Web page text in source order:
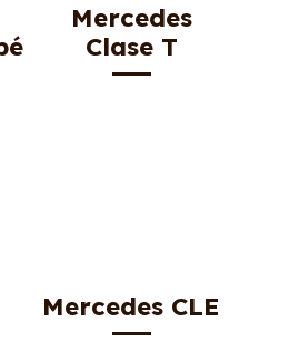
Mercedes
Clase T
Mercedes CLE